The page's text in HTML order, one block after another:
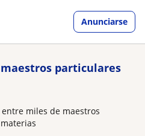
Anunciarse
particulares
miles de maestros